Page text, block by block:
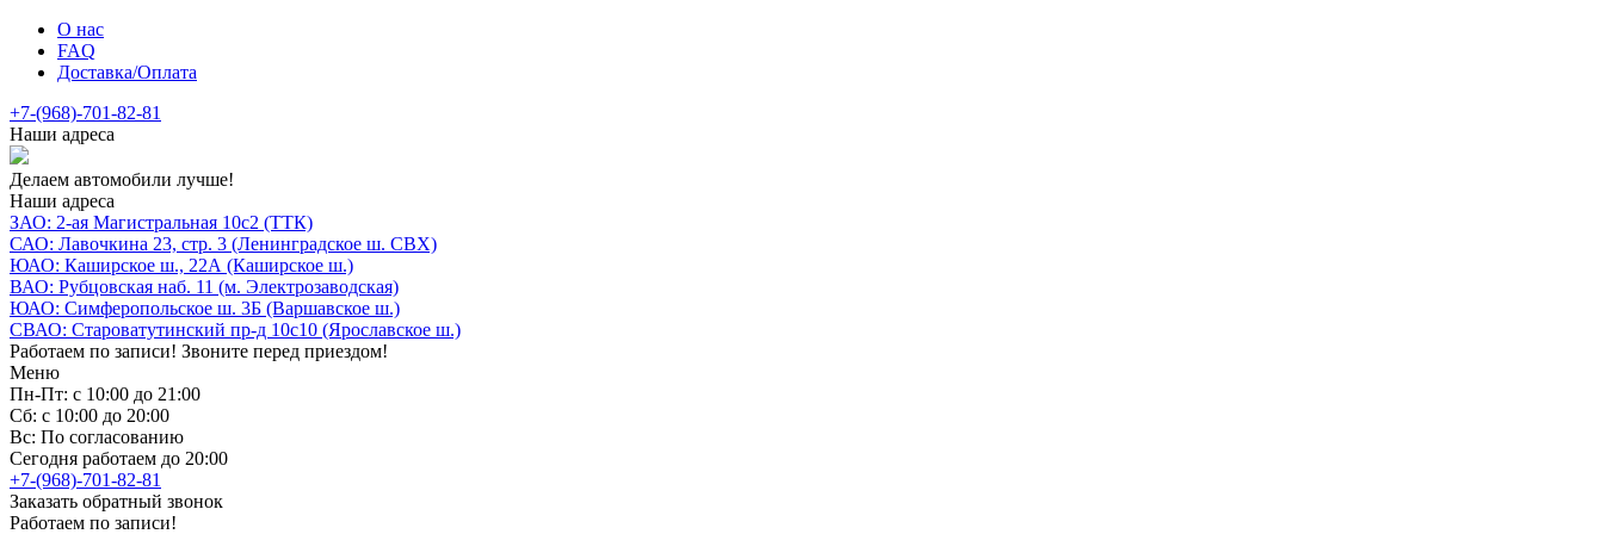
О нас
FAQ
Доставка/Оплата
+7-(968)-701-82-81
Наши адреса
Делаем автомобили лучше!
Наши адреса
ЗАО: 2-ая Магистральная 10с2 (ТТК)
САО: Лавочкина 23, стр. 3 (Ленинградское ш. СВХ)
ЮАО: Каширское ш., 22А (Каширское ш.)
ВАО: Рубцовская наб. 11 (м. Электрозаводская)
ЮАО: Симферопольское ш. 3Б (Варшавское ш.)
СВАО: Староватутинский пр-д 10с10 (Ярославское ш.)
Работаем по записи! Звоните перед приездом!
Меню
Пн-Пт: с 10:00 до 21:00
Сб: с 10:00 до 20:00
Вс: По согласованию
Сегодня работаем до 20:00
+7-(968)-701-82-81
Заказать обратный звонок
Работаем по записи!